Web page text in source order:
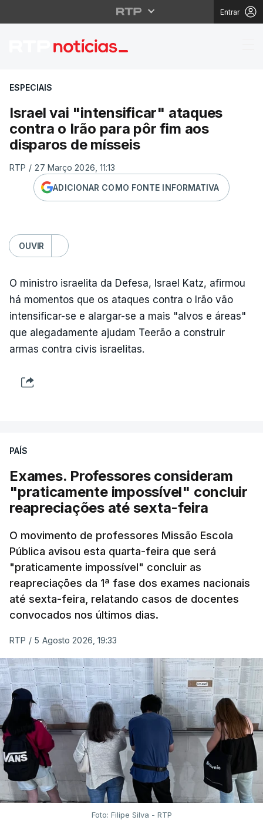
Entrar
Israel vai
ESPECIAIS
Israel vai "intensificar" ataques
contra o Irão para pôr fim aos
disparos de mísseis
RTP / 27 Março 2026, 11:13
ADICIONAR COMO FONTE INFORMATIVA
OUVIR
O ministro israelita da Defesa, Israel Katz, afirmou
há momentos que os ataques contra o Irão vão
intensificar-se e alargar-se a mais "alvos e áreas"
que alegadamente ajudam Teerão a construir
armas contra civis israelitas.
PAÍS
Exames. Professores consideram
"praticamente impossível" concluir
reapreciações até sexta-feira
O movimento de professores Missão Escola
Pública avisou esta quarta-feira que será
"praticamente impossível" concluir as
reapreciações da 1ª fase dos exames nacionais
até sexta-feira, relatando casos de docentes
convocados nos últimos dias.
RTP / 5 Agosto 2026, 19:33
Foto: Filipe Silva - RTP